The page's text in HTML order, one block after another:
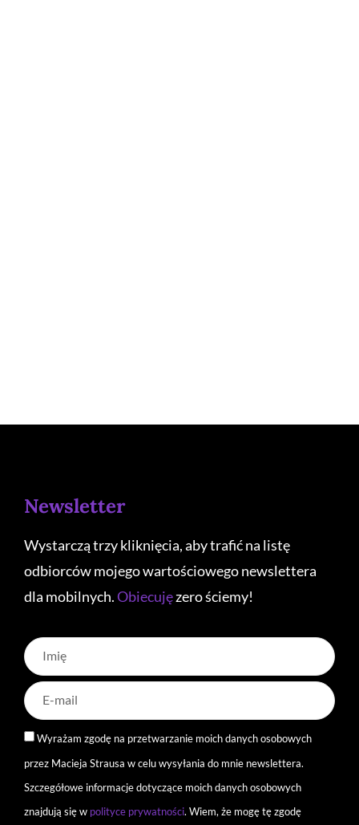
Newsletter
Wystarczą trzy kliknięcia, aby trafić na listę
odbiorców mojego wartościowego newslettera
dla mobilnych.Obiecujęzero ściemy!
Wyrażam zgodę na przetwarzanie moich danych osobowych
przez Macieja Strausa w celu wysyłania do mnie newslettera.
Szczegółowe informacje dotyczące moich danych osobowych
znajdują się w polityce prywatności. Wiem, że mogę tę zgodę